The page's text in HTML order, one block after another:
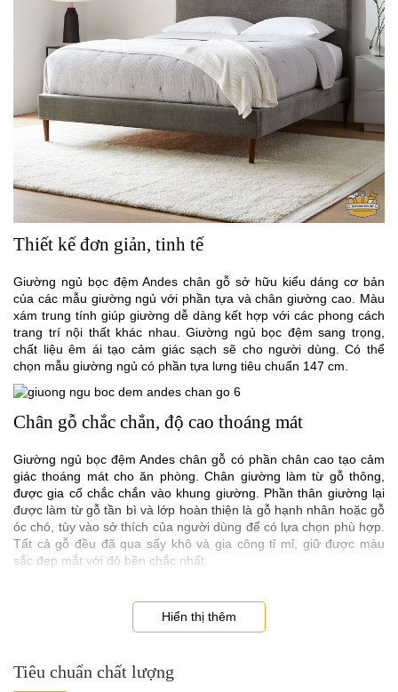
Thiết kế đơn giản, tinh tế
Giường ngủ bọc đệm Andes chân gỗ sở hữu kiểu dáng cơ bản
của các mẫu giường ngủ với phần tựa và chân giường cao. Màu
xám trung tính giúp giường dễ dàng kết hợp với các phong cách
trang trí nội thất khác nhau. Giường ngủ bọc đệm sang trọng,
chất liệu êm ái tạo cảm giác sạch sẽ cho người dùng. Có thể
chọn mẫu giường ngủ có phần tựa lưng tiêu chuẩn 147 cm.
Chân gỗ chắc chắn, độ cao thoáng mát
Giường ngủ bọc đệm Andes chân gỗ có phần chân cao tạo cảm
giác thoáng mát cho ăn phòng. Chân giường làm từ gỗ thông,
được gia cố chắc chắn vào khung giường. Phần thân giường lại
được làm từ gỗ tần bì và lớp hoàn thiện là gỗ hạnh nhân hoặc gỗ
óc chó, tùy vào sở thích của người dùng để có lựa chọn phù hợp.
Tất cả gỗ đều đã qua sấy khô và gia công tỉ mỉ, giữ được màu
sắc đẹp mắt với độ bền chắc nhất.
Hiển thị thêm
Tiêu chuẩn chất lượng